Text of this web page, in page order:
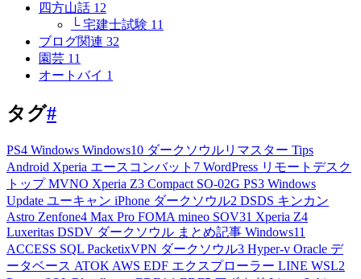
四方山話 12
└ 宅建士試験 11
ブログ関連 32
園芸 11
オートバイ 1
タグ#
PS4 Windows Windows10 ダークソウルリマスター Tips
Android Xperia エースコンバット7 WordPress リモートデスク
トップMVNO Xperia Z3 Compact SO-02G PS3 Windows
Update ユーキャン iPhone ダークソウル2 DSDS キンカン
Astro Zenfone4 Max Pro FOMA mineo SOV31 Xperia Z4
Luxeritas DSDV ダークソウル まとめ記事 Windows11
ACCESS SQL PacketixVPN ダークソウル3 Hyper-v Oracle デ
ータベース ATOK AWS EDF エクスプローラー LINE WSL2